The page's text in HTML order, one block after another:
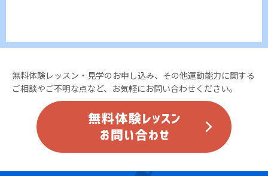
無料体験レッスン・見学のお申し込み、その他運動能力に関する
ご相談やご不明な点など、お気軽にお問い合わせください。